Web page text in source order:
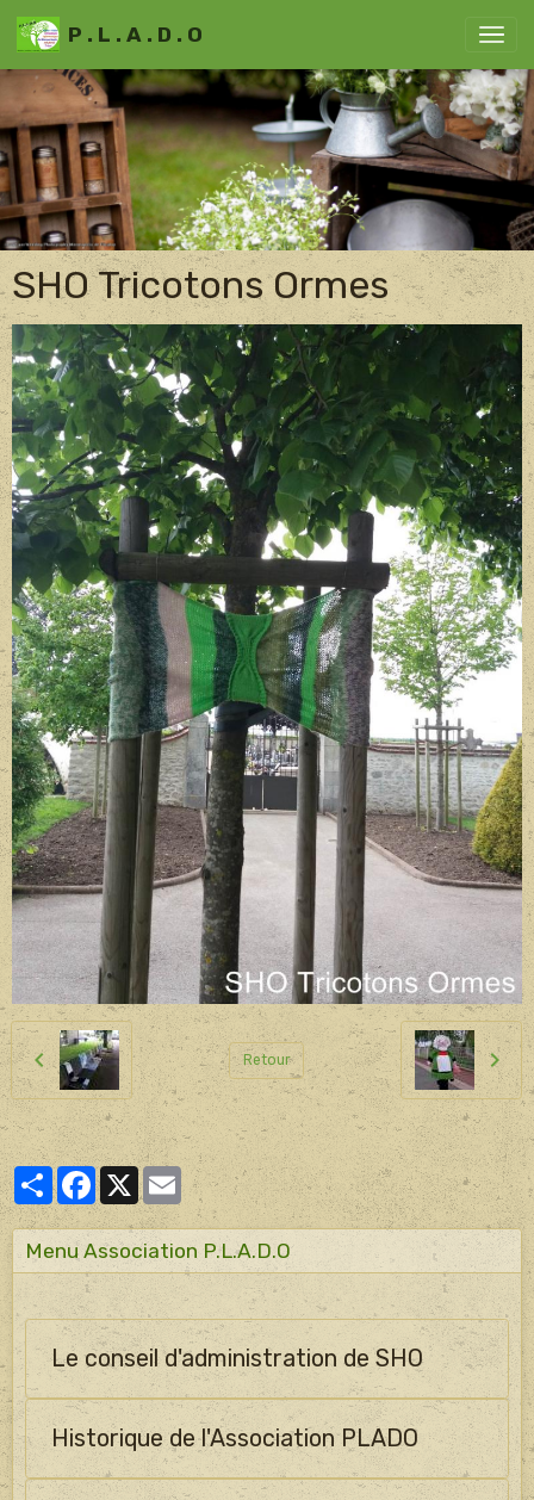
P . L . A . D . O
SHO Tricotons Ormes
Retour
PartagerFacebook
X Email
Menu Association P.L.A.D.O
Le conseil d'administration de SHO
Historique de l'Association PLADO